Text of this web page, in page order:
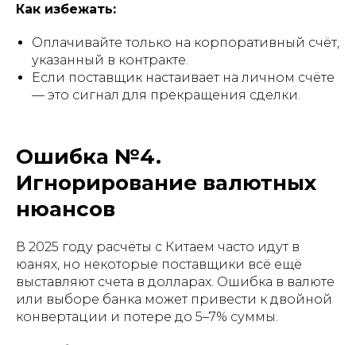
Как избежать:
Оплачивайте только на корпоративный счёт,
указанный в контракте.
Если поставщик настаивает на личном счёте
— это сигнал для прекращения сделки.
Ошибка №4.
Игнорирование валютных
нюансов
В 2025 году расчёты с Китаем часто идут в
юанях, но некоторые поставщики всё ещё
выставляют счета в долларах. Ошибка в валюте
или выборе банка может привести к двойной
конвертации и потере до 5–7% суммы.